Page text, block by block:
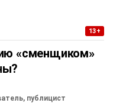
13+
«сменщиком»
публицист